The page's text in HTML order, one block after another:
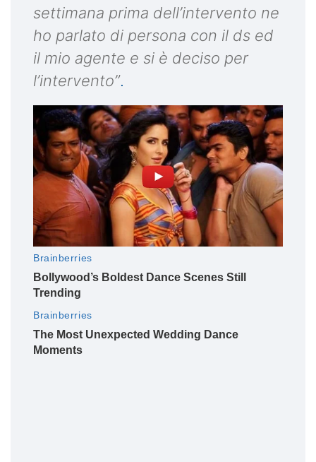
settimana prima dell’intervento ne
ho parlato di persona con il ds ed
il mio agente e si è deciso per
l’intervento”.